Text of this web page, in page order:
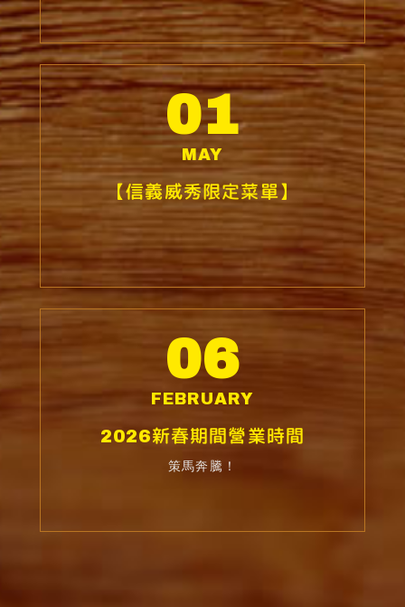
01
MAY
【信義威秀限定菜單】
06
FEBRUARY
2026新春期間營業時間
策馬奔騰！